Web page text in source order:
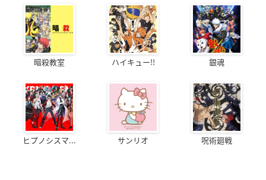
暗殺教室 ハイキュー!! 銀魂
ヒプノシスマ... サンリオ 呪術廻戦